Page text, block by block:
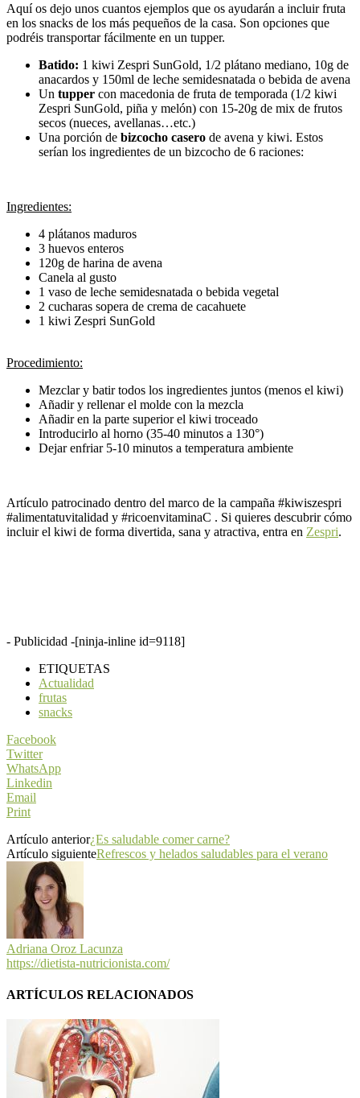
Aquí os dejo unos cuantos ejemplos que os ayudarán a incluir fruta
en los snacks de los más pequeños de la casa. Son opciones que
podréis transportar fácilmente en un tupper.
Batido: 1 kiwi Zespri SunGold, 1/2 plátano mediano, 10g de
anacardos y 150ml de leche semidesnatada o bebida de avena
Un tupper con macedonia de fruta de temporada (1/2 kiwi
Zespri SunGold, piña y melón) con 15-20g de mix de frutos
secos (nueces, avellanas…etc.)
Una porción de bizcocho casero de avena y kiwi. Estos
serían los ingredientes de un bizcocho de 6 raciones:
Ingredientes:
4 plátanos maduros
3 huevos enteros
120g de harina de avena
Canela al gusto
1 vaso de leche semidesnatada o bebida vegetal
2 cucharas sopera de crema de cacahuete
1 kiwi Zespri SunGold
Procedimiento:
Mezclar y batir todos los ingredientes juntos (menos el kiwi)
Añadir y rellenar el molde con la mezcla
Añadir en la parte superior el kiwi troceado
Introducirlo al horno (35-40 minutos a 130°)
Dejar enfriar 5-10 minutos a temperatura ambiente
Artículo patrocinado dentro del marco de la campaña #kiwiszespri
#alimentatuvitalidad y #ricoenvitaminaC . Si quieres descubrir cómo
incluir el kiwi de forma divertida, sana y atractiva, entra en Zespri.
- Publicidad -[ninja-inline id=9118]
ETIQUETAS
Actualidad
frutas
snacks
Facebook
Twitter
WhatsApp
Linkedin
Email
Print
Artículo anterior¿Es saludable comer carne?
Artículo siguienteRefrescos y helados saludables para el verano
Adriana Oroz Lacunza
https://dietista-nutricionista.com/
ARTÍCULOS RELACIONADOS